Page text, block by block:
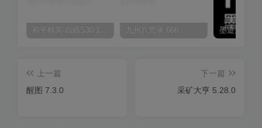
和平精英-自瞄S30 1.0.0 九州八荒录 666
上一篇
醒图 7.3.0
下一篇
采矿大亨 5.28.0